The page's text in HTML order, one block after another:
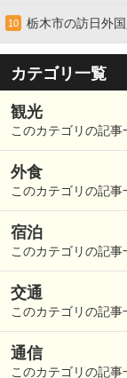
10 栃木市の訪日外
カテゴリ一覧
観光
このカテゴリの記事
外食
このカテゴリの記事
宿泊
このカテゴリの記事
交通
このカテゴリの記事
通信
このカテゴリの記事